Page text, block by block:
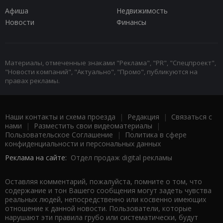
Афиша
Недвижимость
Новости
Финансы
Материалы, отмеченные знаками "Реклама", "PR", "Спецпроект",
"Новости компаний", "Актуально", "Промо", публикуются на
правах рекламы.
Наши контакты и схема проезда | Редакция | Связаться с
нами | Разместить свои видеоматериалы |
Пользовательское Соглашение |
Политика в сфере
конфиденциальности и персональных данных
Реклама на сайте: Отдел продаж digital рекламы
Оставляя комментарий, пожалуйста, помните о том, что
содержание и тон Вашего сообщения могут задеть чувства
реальных людей, непосредственно или косвенно имеющих
отношение к данной новости. Пользователи, которые
нарушают эти правила грубо или систематически, будут